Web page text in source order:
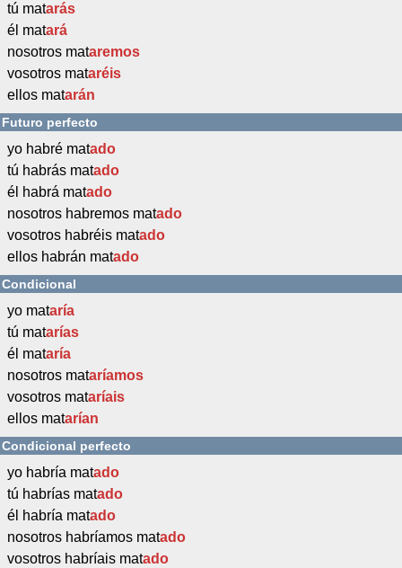
tú matarás
él matará
nosotros mataremos
vosotros mataréis
ellos matarán
Futuro perfecto
yo habré matado
tú habrás matado
él habrá matado
nosotros habremos matado
vosotros habréis matado
ellos habrán matado
Condicional
yo mataría
tú matarías
él mataría
nosotros mataríamos
vosotros mataríais
ellos matarían
Condicional perfecto
yo habría matado
tú habrías matado
él habría matado
nosotros habríamos matado
vosotros habríais matado